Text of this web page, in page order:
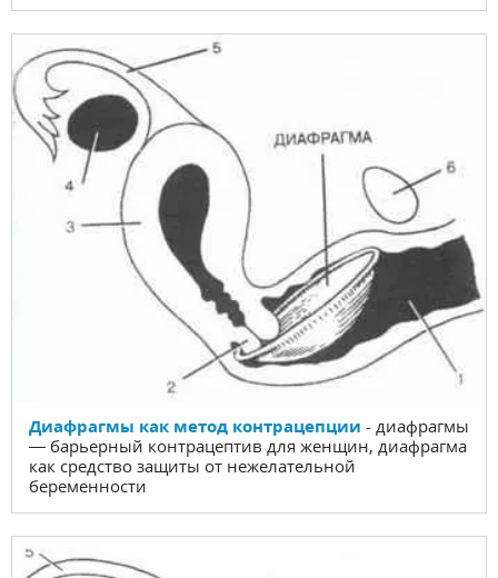
Диафрагмы как метод контрацепции - диафрагмы
— барьерный контрацептив для женщин, диафрагма
как средство защиты от нежелательной
беременности